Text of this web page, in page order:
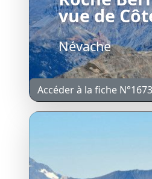
vue de
Névache
Accéder à la fiche N°1673